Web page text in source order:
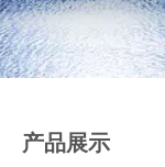
产品展示